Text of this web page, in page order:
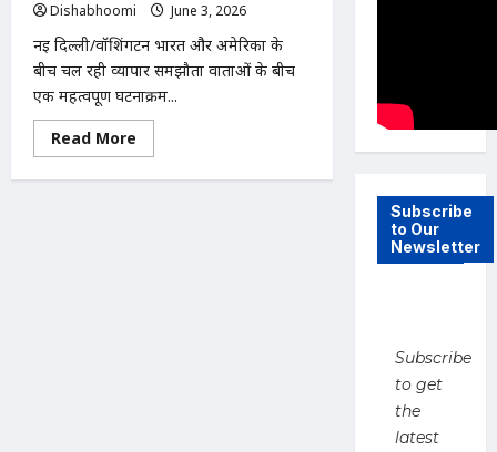
Dishabhoomi
June 3, 2026
नई दिल्ली/वॉशिंगटन भारत और अमेरिका के
बीच चल रही व्यापार समझौता वार्ताओं के बीच
एक महत्वपूर्ण घटनाक्रम...
Read More
more
भारत
Subscribe
to Our
Newsletter
Subscribe
to get
the
latest